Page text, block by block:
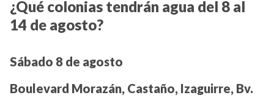
¿Qué colonias tendrán agua del 8 al
14 de agosto?
Sábado 8 de agosto
Boulevard Morazán, Castaño, Izaguirre, Bv.